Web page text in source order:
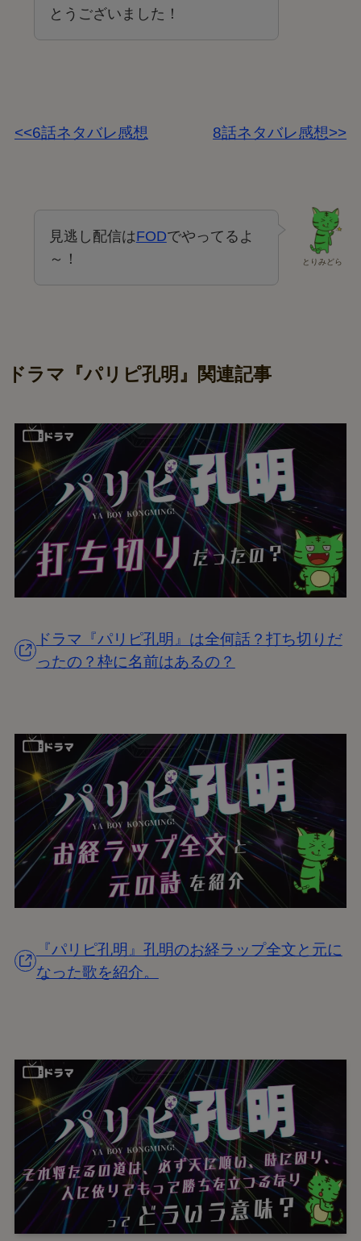
とうございました！
<<6話ネタバレ感想 8話ネタバレ感想>>
とりみどら
見逃し配信はFODでやってるよ
～！
ドラマ『パリピ孔明』関連記事
ドラマ『パリピ孔明』は全何話？打ち切りだ
ったの？枠に名前はあるの？
『パリピ孔明』孔明のお経ラップ全文と元に
なった歌を紹介。